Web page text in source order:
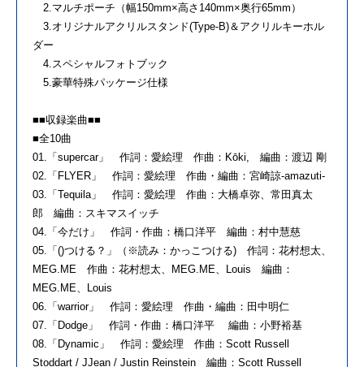
2.マルチポーチ（幅150mm×高さ140mm×奥行65mm）
3.オリジナルアクリルスタンド(Type-B)＆アクリルキーホル
ダー
4.スペシャルフォトブック
5.豪華特殊パッケージ仕様
■■収録楽曲■■
■全10曲
01.「supercar」 作詞：愛絵理 作曲：Kōki, 編曲：渡辺 剛
02.「FLYER」 作詞：愛絵理 作曲・編曲：宮崎諒-amazuti-
03.「Tequila」 作詞：愛絵理 作曲：大橋卓弥、常田真太
郎 編曲：スキマスイッチ
04.「今だけ」 作詞・作曲：橋口洋平 編曲：村中慧慈
05.「()つける？」（※読み：かっこつける) 作詞：花村想太、
MEG.ME 作曲：花村想太、MEG.ME、Louis 編曲：
MEG.ME、Louis
06.「warrior」 作詞：愛絵理 作曲・編曲：田中明仁
07.「Dodge」 作詞・作曲：橋口洋平 編曲：小野裕基
08.「Dynamic」 作詞：愛絵理 作曲：Scott Russell
Stoddart / JJean / Justin Reinstein 編曲：Scott Russell